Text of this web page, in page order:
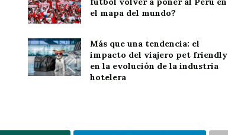
el mapa del mundo?
Más que una tendencia: el
impacto del viajero pet friendly
en la evolución de la industria
hotelera